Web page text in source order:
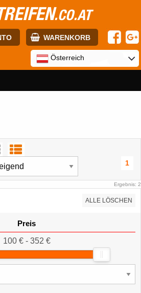
.CO.AT
WARENKORB
Österreich
1
Ergebnis: 2
ALLE LÖSCHEN
Preis
100 € - 352 €